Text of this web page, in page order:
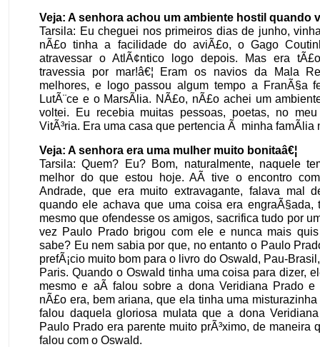
Veja: A senhora achou um ambiente hostil quando
Tarsila: Eu cheguei nos primeiros dias de junho,
nÃ£o tinha a facilidade do aviÃ£o, o Gago
atravessar o AtlÃ¢ntico logo depois. Mas era
travessia por mar!â€¦ Eram os navios da Mala
melhores, e logo passou algum tempo a FranÃ§a
LutÃ¨ce e o MarsÃ­lia. NÃ£o, nÃ£o achei um
voltei. Eu recebia muitas pessoas, poetas, no
VitÃ³ria. Era uma casa que pertencia Ã minha famÃ­lia
Veja: A senhora era uma mulher muito bonitaâ€¦
Tarsila: Quem? Eu? Bom, naturalmente, naquele
melhor do que estou hoje. AÃ­ tive o encontro
Andrade, que era muito extravagante, falava mal
quando ele achava que uma coisa era engraÃ§ada,
mesmo que ofendesse os amigos, sacrifica tudo por
vez Paulo Prado brigou com ele e nunca mais
sabe? Eu nem sabia por que, no entanto o Paulo
prefÃ¡cio muito bom para o livro do Oswald, Pau-
Paris. Quando o Oswald tinha uma coisa para dizer,
mesmo e aÃ­ falou sobre a dona Veridiana Prado
nÃ£o era, bem ariana, que ela tinha uma misturazinha
falou daquela gloriosa mulata que a dona
Paulo Prado era parente muito prÃ³ximo, de maneira
falou com o Oswald.